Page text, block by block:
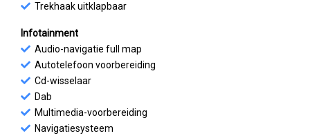
Trekhaak uitklapbaar
Infotainment
Audio-navigatie full map
Autotelefoon voorbereiding
Cd-wisselaar
Dab
Multimedia-voorbereiding
Navigatiesysteem